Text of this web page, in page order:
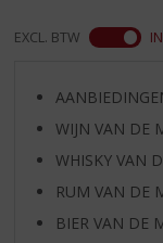
EXCL. BTW
WIJN VAN DE
WHISKY VAN
RUM VAN DE
BIER VAN DE